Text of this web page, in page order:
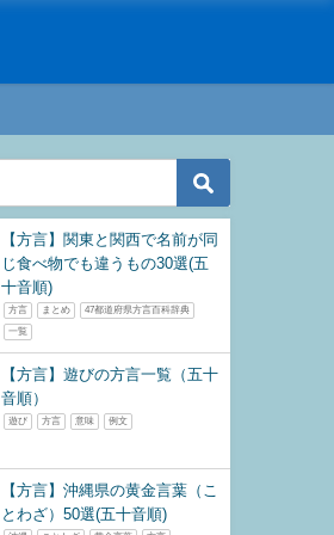
【方言】関東と関西で名前が同
じ食べ物でも違うもの30選(五
十音順)
方言 まとめ
47都道府県方言百科辞典
一覧
【方言】遊びの方言一覧（五十
音順）
遊び 方言 意味 例文
【方言】沖縄県の黄金言葉（こ
とわざ）50選(五十音順)